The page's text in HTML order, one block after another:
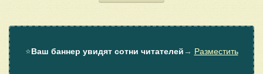
⭐Ваш баннер увидят сотни читателей → Разместить